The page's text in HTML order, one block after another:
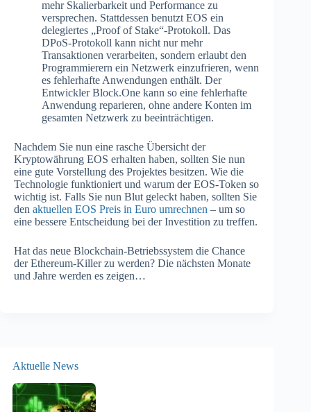
mehr Skalierbarkeit und Performance zu
versprechen. Stattdessen benutzt EOS ein
delegiertes „Proof of Stake“-Protokoll. Das
DPoS-Protokoll kann nicht nur mehr
Transaktionen verarbeiten, sondern erlaubt den
Programmierern ein Netzwerk einzufrieren, wenn
es fehlerhafte Anwendungen enthält. Der
Entwickler Block.One kann so eine fehlerhafte
Anwendung reparieren, ohne andere Konten im
gesamten Netzwerk zu beeinträchtigen.
Nachdem Sie nun eine rasche Übersicht der
Kryptowährung EOS erhalten haben, sollten Sie nun
eine gute Vorstellung des Projektes besitzen. Wie die
Technologie funktioniert und warum der EOS-Token so
wichtig ist. Falls Sie nun Blut geleckt haben, sollten Sie
den aktuellen EOS Preis in Euro umrechnen – um so
eine bessere Entscheidung bei der Investition zu treffen.
Hat das neue Blockchain-Betriebssystem die Chance
der Ethereum-Killer zu werden? Die nächsten Monate
und Jahre werden es zeigen…
Aktuelle News